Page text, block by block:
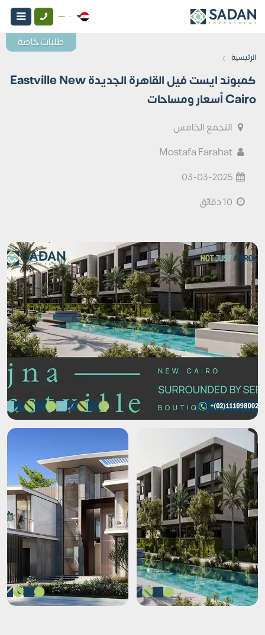
الرئيسية ›
كمبوند ايست فيل القاهرة الجديدة Eastville New
Cairo أسعار ومساحات
التجمع الخامس
Mostafa Farahat
03-03-2025
طلبات خاصة